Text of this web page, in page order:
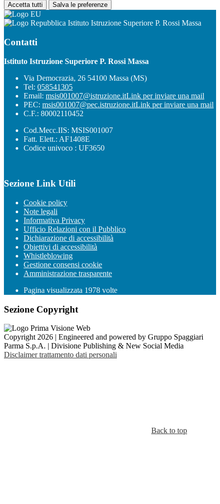
Accetta tutti Salva le preferenze
Istituto Istruzione Superiore P. Rossi Massa
Contatti
Istituto Istruzione Superiore P. Rossi Massa
Via Democrazia, 26 54100 Massa (MS)
Tel: 058541305
Email: msis001007@istruzione.itLink per inviare una mail
PEC: msis001007@pec.istruzione.itLink per inviare una mail
C.F.: 80002110452
Cod.Mecc.IIS: MSIS001007
Fatt. Elett.: AF1408E
Codice univoco : UF3650
Sezione Link Utili
Cookie policy
Note legali
Informativa Privacy
Ufficio Relazioni con il Pubblico
Dichiarazione di accessibilità
Obiettivi di accessibilità
Whistleblowing
Gestione consensi cookie
Amministrazione trasparente
Pagina visualizzata 1978 volte
Sezione Copyright
Copyright 2026 | Engineered and powered by Gruppo Spaggiari
Parma S.p.A. | Divisione Publishing & New Social Media
Disclaimer trattamento dati personali
Back to top